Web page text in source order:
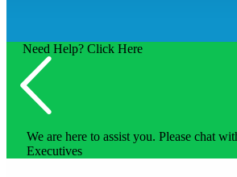
Need Help? Click Here
We are here to assist you. Please chat
Executives